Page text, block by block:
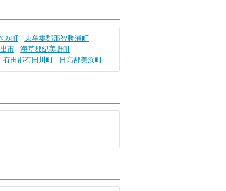
み町
東牟婁郡那智勝浦町
市
海草郡紀美野町
有田郡有田川町 日高郡美浜町